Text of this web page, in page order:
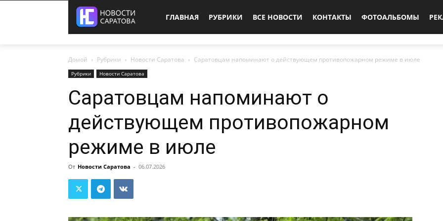
ГЛАВНАЯ РУБРИКИ ВСЕ НОВОСТИ КОНТАКТЫ ФОТОАЛЬБОМЫ
Домой Рубрики Новости Саратова Саратовцам напоминают о действующем противопожарном режиме в июле
Рубрики Новости Саратова
Саратовцам напоминают о
действующем противопожарном
режиме в июле
От Новости Саратова - 06.07.2026